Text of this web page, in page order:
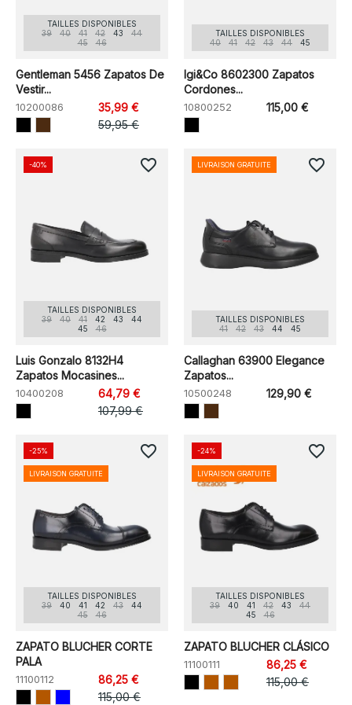
TAILLES DISPONIBLES
39
40 41 42 43
44
45
46
Gentleman 5456 Zapatos De
Vestir...
10200086
35,99 €
59,95 €
TAILLES DISPONIBLES
40
41 42 43 44 45
Igi&Co 8602300 Zapatos
Cordones...
10800252 115,00 €
TAILLES DISPONIBLES
39
40 41 42 43
44
45
46
Luis Gonzalo 8132H4
Zapatos Mocasines...
10400208
64,79 €
107,99 €
-40% favorite_border
TAILLES DISPONIBLES
41
42 43 44 45
Callaghan 63900 Elegance
Zapatos...
10500248 129,90 €
LIVRAISON GRATUITE favorite_border
TAILLES DISPONIBLES
39
40 41 42 43
44
45
46
ZAPATO BLUCHER CORTE
PALA
11100112
86,25 €
115,00 €
-25%
LIVRAISON GRATUITE
favorite_border
TAILLES DISPONIBLES
39
40 41 42 43
44
45
46
ZAPATO BLUCHER CLÁSICO
11100111
86,25 €
115,00 €
-24%
LIVRAISON GRATUITE
favorite_border